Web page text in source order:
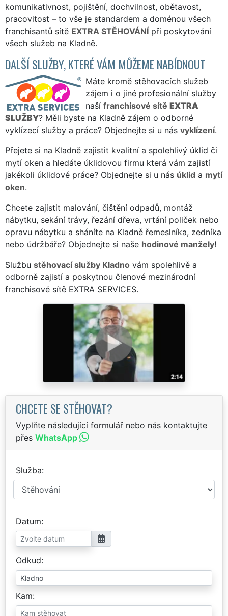
komunikativnost, pojištění, dochvilnost, obětavost,
pracovitost – to vše je standardem a doménou všech
franchisantů sítě EXTRA STĚHOVÁNÍ při poskytování
všech služeb na Kladně.
DALŠÍ SLUŽBY, KTERÉ VÁM MŮŽEME NABÍDNOUT
Máte kromě stěhovacích služeb
zájem i o jiné profesionální služby
naší franchisové sítě EXTRA
SLUŽBY? Měli byste na Kladně zájem o odborné
vyklízecí služby a práce? Objednejte si u nás vyklízení.
Přejete si na Kladně zajistit kvalitní a spolehlivý úklid či
mytí oken a hledáte úklidovou firmu která vám zajistí
jakékoli úklidové práce? Objednejte si u nás úklid a mytí
oken.
Chcete zajistit malování, čištění odpadů, montáž
nábytku, sekání trávy, řezání dřeva, vrtání poliček nebo
opravu nábytku a sháníte na Kladně řemeslníka, zedníka
nebo údržbáře? Objednejte si naše hodinové manžely!
Službu stěhovací služby Kladno vám spolehlivě a
odborně zajistí a poskytnou členové mezinárodní
franchisové sítě EXTRA SERVICES.
CHCETE SE STĚHOVAT?
Vyplňte následující formulář nebo nás kontaktujte
přes WhatsApp
Služba
Datum
Odkud
Kam